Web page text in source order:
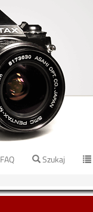
FAQ Szukaj